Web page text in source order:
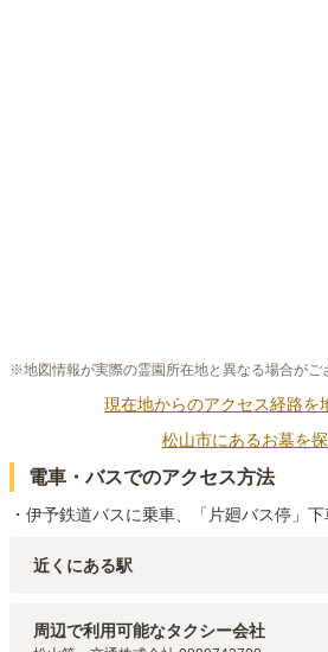
※地図情報が実際の霊園所在地と異なる場合がご
現在地からのアクセス経路を
松山市にあるお墓を
電車・バスでのアクセス方法
・伊予鉄道バスに乗車、「片廻バス停」
近くにある駅
周辺で利用可能なタクシー会社